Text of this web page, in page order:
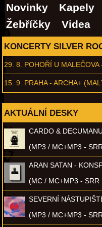
Novinky Kapely
Žebříčky
Videa
KONCERTY SILVER
29. 8. POHOŘÍ U MALEČOVA
15. 9. PRAHA - ARCHA+
AKTUÁLNÍ DESKY
CARDO &
(MP3 / MC+MP3 -
ARAN SATAN -
(MC / MC+MP3 - SRR
SEVERNÍ
(MP3 / MC+MP3 -